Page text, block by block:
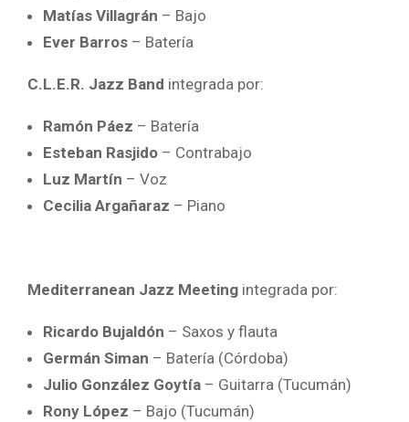
Matías Villagrán – Bajo
Ever Barros – Batería
C.L.E.R. Jazz Band integrada por:
Ramón Páez – Batería
Esteban Rasjido – Contrabajo
Luz Martín – Voz
Cecilia Argañaraz – Piano
Mediterranean Jazz Meeting integrada por:
Ricardo Bujaldón – Saxos y flauta
Germán Siman – Batería (Córdoba)
Julio González Goytía – Guitarra (Tucumán)
Rony López – Bajo (Tucumán)